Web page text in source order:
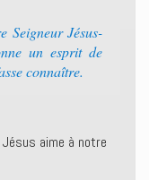
Seigneur Jésus-
un esprit de
connaître.
aime à notre